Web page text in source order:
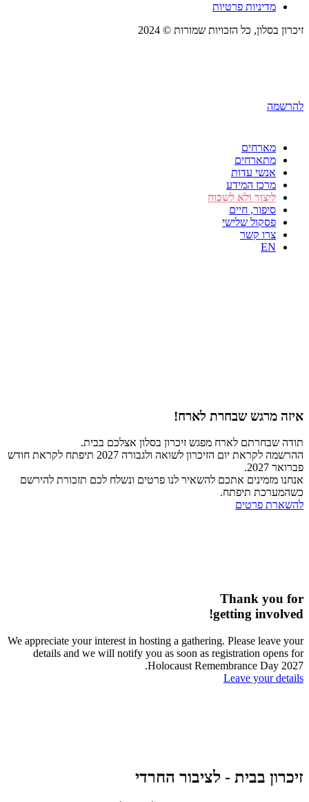
מדיניות פרטיות
זיכרון בסלון, כל הזכויות שמורות © 2024
להרשמה
מארחים
מתארחים
אנשי עדות
מרכז המידע
ליצור ולא לשכוח
סיפור, חיים
פסקול שלישי
צרו קשר
EN
איזה מרגש שבחרת לארח!
תודה שבחרתם לארח מפגש זיכרון בסלון אצלכם בבית.
ההרשמה לקראת יום הזיכרון לשואה ולגבורה 2027 תיפתח לקראת חודש
פברואר 2027.
אנחנו מזמינים אתכם להשאיר לנו פרטים ונשלח לכם תזכורת להירשם
כשהמערכת תיפתח.
להשארת פרטים
Thank you for
getting involved!
We appreciate your interest in hosting a gathering. Please leave your
details and we will notify you as soon as registration opens for
Holocaust Remembrance Day 2027.
Leave your details
זיכרון בבית - לציבור החרדי